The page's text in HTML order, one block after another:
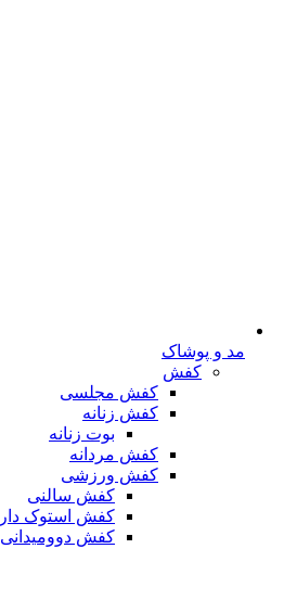
مد و پوشاک
کفش
کفش مجلسی
کفش زنانه
بوت زنانه
کفش مردانه
کفش ورزشی
کفش سالنی
کفش استوک دار
کفش دوومیدانی